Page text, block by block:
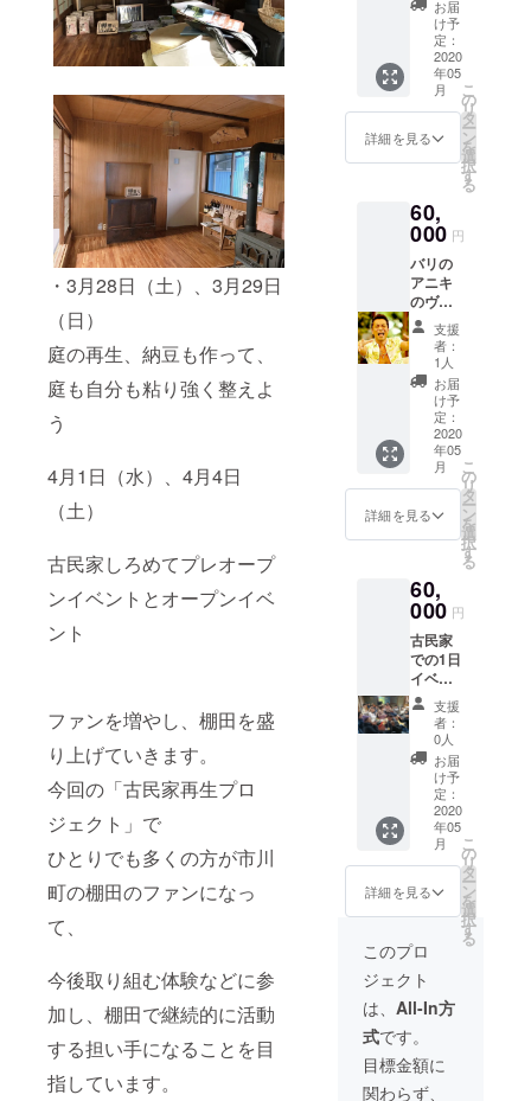
・3月28日（土）、3月29日
（日）
庭の再生、納豆も作って、
庭も自分も粘り強く整えよ
う
4月1日（水）、4月4日
（土）
古民家しろめてプレオープ
ンイベントとオープンイベ
ント
ファンを増やし、棚田を盛
り上げていきます。
今回の「古民家再生プロ
ジェクト」で
ひとりでも多くの方が市川
町の棚田のファンになっ
て、
今後取り組む体験などに参
加し、棚田で継続的に活動
する担い手になることを目
指しています。
名のリー
ダーを審査
した結果、
ファイナリ
人に選ばれ
2017年オー
ポン大賞審
査委員長賞
（農林水産
省主催）受
2018年12
月 程ヶ谷
基金 男女
共同参画・
少子化関連
活動賞受
2019年2月
毎日新聞地
球未来賞ク
ボタ賞受賞
させて
いただ
きます
衣食住
アドバ
イスを
いたし
ます。
そのあ
と一緒
食器
棚、下
駄箱な
ど）を
お片づ
け→浄
化 体感
してい
ただき
ます。
（※ご自
宅まで
の交通
費は別
途必要
で
す。）
使って
いない
棚田米
500gも
つけま
す。
し) 指導
してい
ただい
ている
豊岡の
中嶋さ
んのこ
だわり
のお米
10㎏ (農
薬・化
学肥料
使用な
し) しろ
めてに2
日とま
れる権
利（夕
食・朝
食込
み） 温
泉入浴
券1枚
（天然
かさが
た温泉
せせら
限4月、
5月末ま
で
お届
け予
定：
2020
年05
月
詳細を見る
こ
の
リ
タ
ー
ン
を
選
択
す
る
60,
000 円
バリの
アニキ
のヴィ
ラに1日
泊ま
り、相
談でき
る権利
お金や
生き方
などア
ニキに
相談し
て、回
答いた
だけま
（30
分） イ
ンドネ
シアの
大自然
も満喫
できま
す。 参
考サイ
ト
http://w
ww.mar
uotakat
oshi.jp/
（夕
食、朝
食付
ドネシ
アのバ
リへの
交通費
等は 別
途必要
になり
ま
支援
者：
1人
お届
け予
定：
2020
年05
月
詳細を見る
こ
の
リ
タ
ー
ン
を
選
択
す
る
60,
000 円
古民家
での1日
イベン
ト主催
券 古民
家を活
用して
イベン
トを 主
催する
ことが
できま
す。
バーベ
キュー
セット
やキャ
ンプの
テント
も 貸出
できま
す。 さ
らに、
企画の
提案や
支援
者：
0人
お届
け予
定：
2020
年05
月
詳細を見る
こ
の
リ
タ
ー
ン
を
選
択
す
る
このプロ
ジェクト
は、 All-In方
式です。
目標金額に
関わらず、